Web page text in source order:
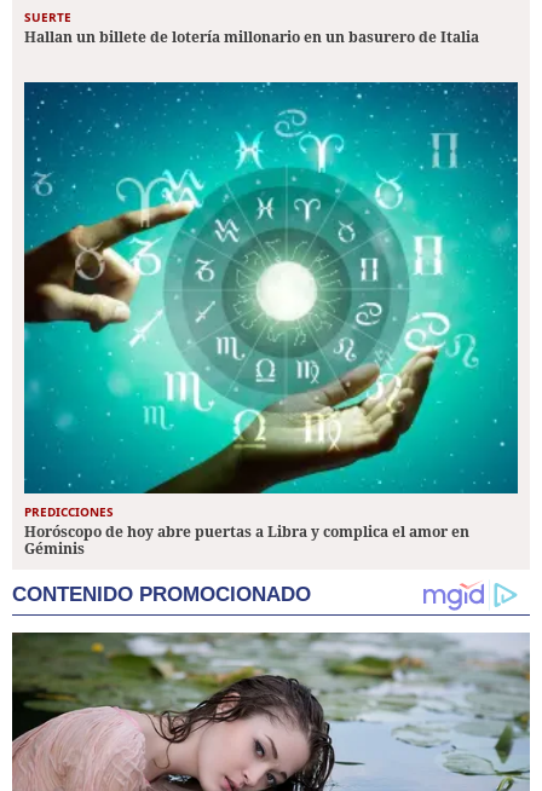
SUERTE
Hallan un billete de lotería millonario en un basurero de Italia
PREDICCIONES
Horóscopo de hoy abre puertas a Libra y complica el amor en
Géminis
CONTENIDO PROMOCIONADO